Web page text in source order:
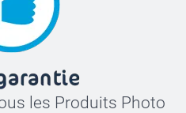
les Produits Photo